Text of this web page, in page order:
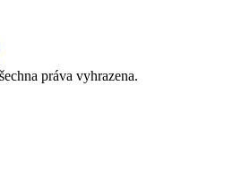
práva vyhrazena.